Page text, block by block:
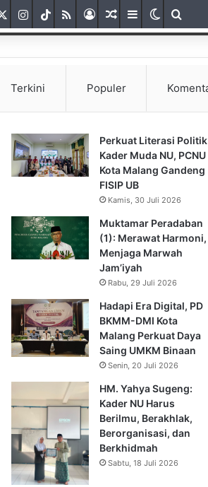
InstagramTikTok
RSS GabungArtikel Acak
SidebarSwitch
Terkini Populer
Perkuat Literasi Politik
Kader Muda NU, PCNU
Kota Malang Gandeng
FISIP UB
Kamis, 30 Juli 2026
Muktamar Peradaban
(1): Merawat Harmoni,
Menjaga Marwah
Jam’iyah
Rabu, 29 Juli 2026
Hadapi Era Digital, PD
BKMM-DMI Kota
Malang Perkuat Daya
Saing UMKM Binaan
Senin, 20 Juli 2026
HM. Yahya Sugeng:
Kader NU Harus
Berilmu, Berakhlak,
Berorganisasi, dan
Berkhidmah
Sabtu, 18 Juli 2026